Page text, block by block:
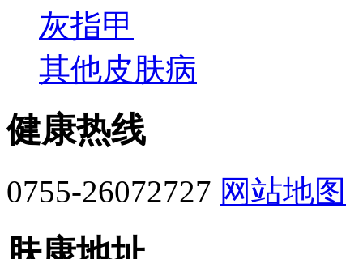
灰指甲
其他皮肤病
健康热线
0755-26072727 网站地图